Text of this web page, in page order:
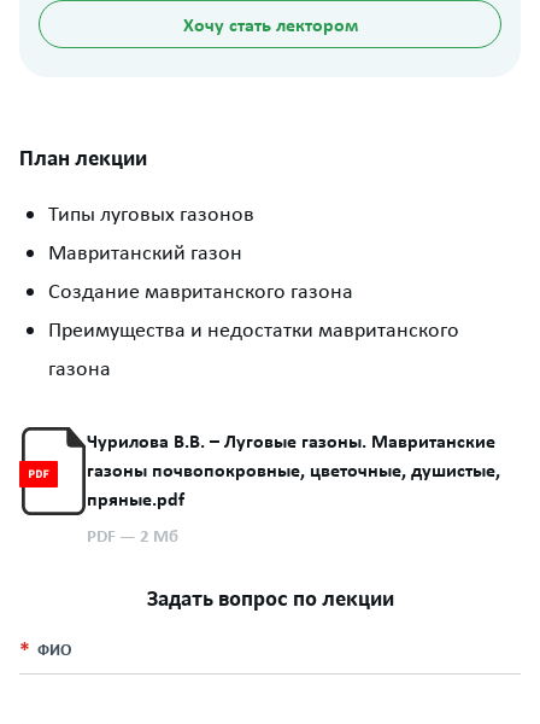
Хочу стать лектором
План лекции
Типы луговых газонов
Мавританский газон
Создание мавританского газона
Преимущества и недостатки мавританского
газона
Чурилова В.В. – Луговые газоны. Мавританские
газоны почвопокровные, цветочные, душистые,
пряные.pdf
PDF — 2 Мб
Задать вопрос по лекции
ФИО